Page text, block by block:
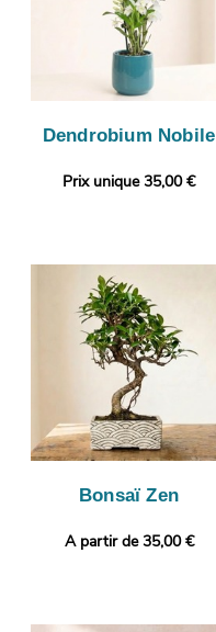
Dendrobium Nobile
Prix unique 35,00 €
Bonsaï Zen
A partir de 35,00 €